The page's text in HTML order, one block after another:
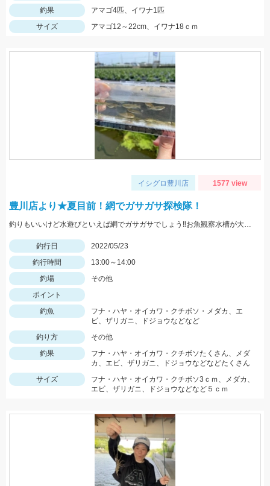
釣果
アマゴ4匹、イワナ1匹
サイズ
アマゴ12～22cm、イワナ18ｃｍ
イシグロ豊川店 1577 view
豊川店より★夏目前！網でガサガサ探検隊！
釣りもいいけど水遊びといえば網でガサガサでしょう‼お魚観察水槽が大活躍♪
釣行日
2022/05/23
釣行時間
13:00～14:00
釣場
その他
ポイント
釣魚
フナ・ハヤ・オイカワ・クチボソ・メダカ、エ
ビ、ザリガニ、ドジョウなどなど
釣り方
その他
釣果
フナ・ハヤ・オイカワ・クチボソたくさん、メダ
カ、エビ、ザリガニ、ドジョウなどなどたくさん
サイズ
フナ・ハヤ・オイカワ・クチボソ3ｃｍ、メダカ、
エビ、ザリガニ、ドジョウなどなど５ｃｍ